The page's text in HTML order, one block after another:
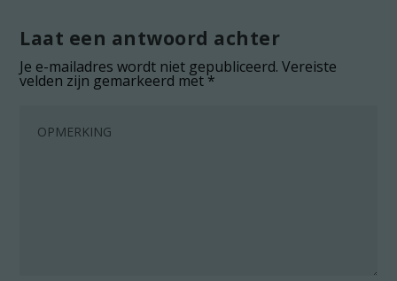
Laat een antwoord achter
Je e-mailadres wordt niet gepubliceerd. Vereiste
velden zijn gemarkeerd met*